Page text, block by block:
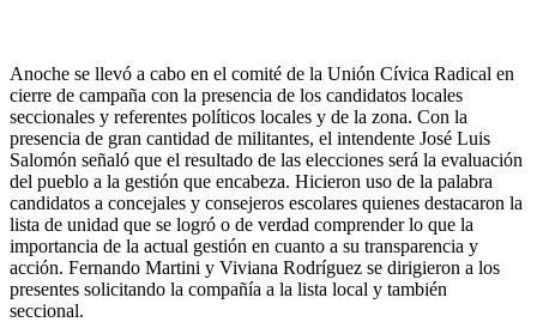
Anoche se llevó a cabo en el comité de la Unión Cívica Radical en
cierre de campaña con la presencia de los candidatos locales
seccionales y referentes políticos locales y de la zona. Con la
presencia de gran cantidad de militantes, el intendente José Luis
Salomón señaló que el resultado de las elecciones será la evaluación
del pueblo a la gestión que encabeza. Hicieron uso de la palabra
candidatos a concejales y consejeros escolares quienes destacaron la
lista de unidad que se logró o de verdad comprender lo que la
importancia de la actual gestión en cuanto a su transparencia y
acción. Fernando Martini y Viviana Rodríguez se dirigieron a los
presentes solicitando la compañía a la lista local y también
seccional.